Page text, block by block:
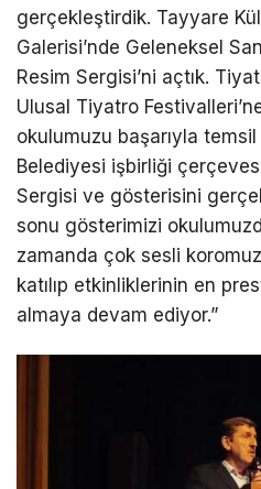
gerçekleştirdik. Tayyare
Galerisi’nde Geleneksel
Resim Sergisi’ni açtık.
Ulusal Tiyatro
okulumuzu başarıyla
Belediyesi işbirliği
Sergisi ve gösterisini
sonu gösterimizi
zamanda çok sesli
katılıp etkinliklerinin en
almaya devam ediyor.”